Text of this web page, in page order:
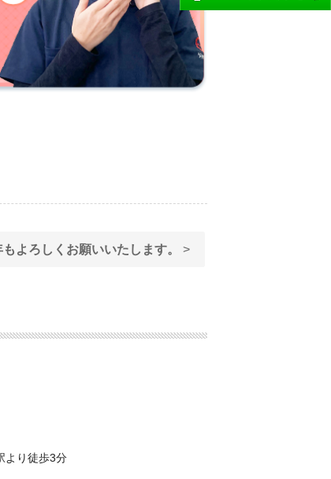
もよろしくお願いいたします。 >
より徒歩3分